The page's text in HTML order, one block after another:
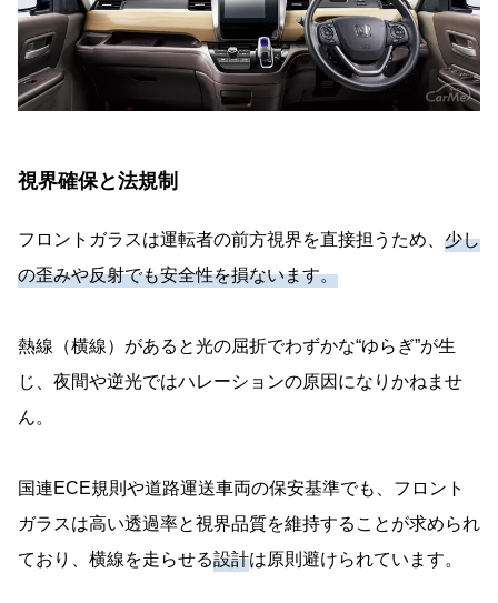
視界確保と法規制
フロントガラスは運転者の前方視界を直接担うため、 少し
の歪みや反射でも安全性を損ないます。
熱線（横線）があると光の屈折でわずかな“ゆらぎ”が生
じ、夜間や逆光ではハレーションの原因になりかねませ
ん。
国連ECE規則や道路運送車両の保安基準でも、フロント
ガラスは高い透過率と視界品質を維持することが求められ
ており、横線を走らせる設計は原則避けられています。